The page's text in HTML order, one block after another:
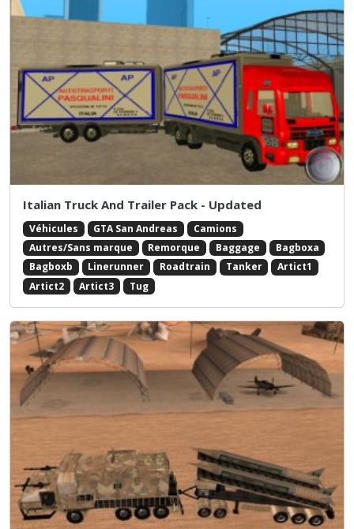
Italian Truck And Trailer Pack - Updated
Véhicules GTA San Andreas
Camions
Autres/Sans marque
Remorque Baggage
Bagboxa
Bagboxb
Linerunner Roadtrain Tanker
Artict1
Artict2
Artict3 Tug